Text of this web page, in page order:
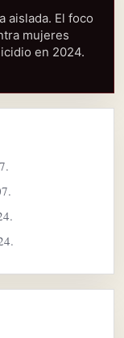
aislada. El foco
mujeres
en 2024.